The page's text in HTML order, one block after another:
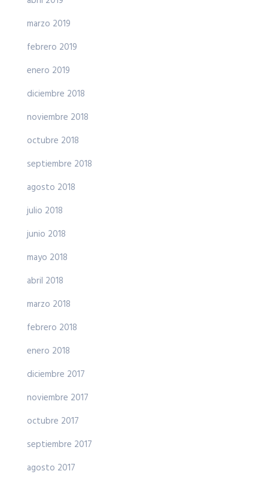
marzo 2019
febrero 2019
enero 2019
diciembre 2018
noviembre 2018
octubre 2018
septiembre 2018
agosto 2018
julio 2018
junio 2018
mayo 2018
abril 2018
marzo 2018
febrero 2018
enero 2018
diciembre 2017
noviembre 2017
octubre 2017
septiembre 2017
agosto 2017